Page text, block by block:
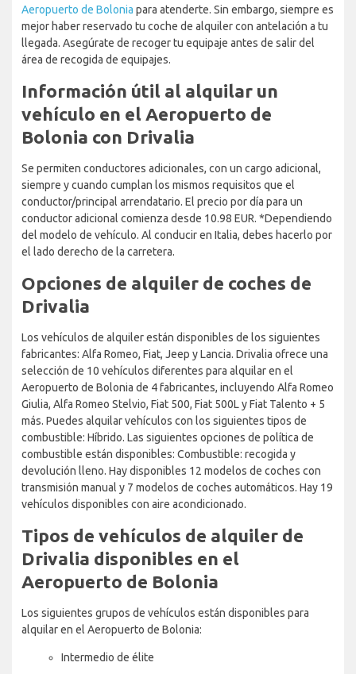
Aeropuerto de Bolonia para atenderte. Sin embargo, siempre es
mejor haber reservado tu coche de alquiler con antelación a tu
llegada. Asegúrate de recoger tu equipaje antes de salir del
área de recogida de equipajes.
Información útil al alquilar un
vehículo en el Aeropuerto de
Bolonia con Drivalia
Se permiten conductores adicionales, con un cargo adicional,
siempre y cuando cumplan los mismos requisitos que el
conductor/principal arrendatario. El precio por día para un
conductor adicional comienza desde 10.98 EUR. *Dependiendo
del modelo de vehículo. Al conducir en Italia, debes hacerlo por
el lado derecho de la carretera.
Opciones de alquiler de coches de
Drivalia
Los vehículos de alquiler están disponibles de los siguientes
fabricantes: Alfa Romeo, Fiat, Jeep y Lancia. Drivalia ofrece una
selección de 10 vehículos diferentes para alquilar en el
Aeropuerto de Bolonia de 4 fabricantes, incluyendo Alfa Romeo
Giulia, Alfa Romeo Stelvio, Fiat 500, Fiat 500L y Fiat Talento + 5
más. Puedes alquilar vehículos con los siguientes tipos de
combustible: Híbrido. Las siguientes opciones de política de
combustible están disponibles: Combustible: recogida y
devolución lleno. Hay disponibles 12 modelos de coches con
transmisión manual y 7 modelos de coches automáticos. Hay 19
vehículos disponibles con aire acondicionado.
Tipos de vehículos de alquiler de
Drivalia disponibles en el
Aeropuerto de Bolonia
Los siguientes grupos de vehículos están disponibles para
alquilar en el Aeropuerto de Bolonia:
Intermedio de élite